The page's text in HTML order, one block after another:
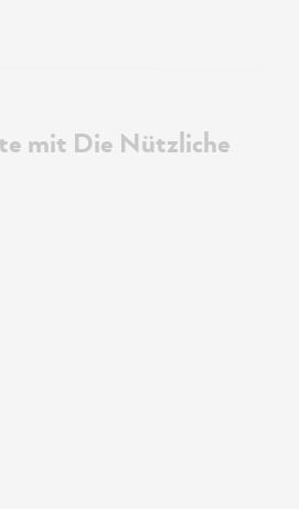
mit Die Nützliche